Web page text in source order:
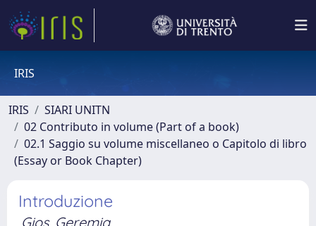
IRIS
IRIS
SIARI UNITN
02 Contributo in volume (Part of a book)
02.1 Saggio su volume miscellaneo o Capitolo di libro
(Essay or Book Chapter)
Introduzione
Gios, Geremia